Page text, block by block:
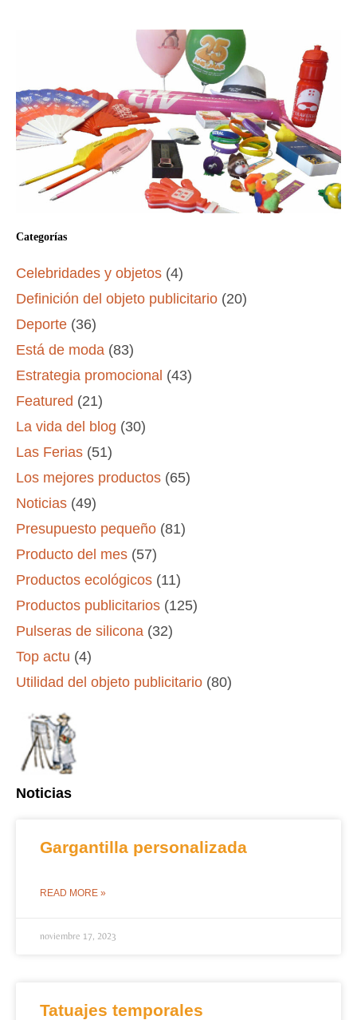
Categorías
Celebridades y objetos (4)
Definición del objeto publicitario (20)
Deporte (36)
Está de moda (83)
Estrategia promocional (43)
Featured (21)
La vida del blog (30)
Las Ferias (51)
Los mejores productos (65)
Noticias (49)
Presupuesto pequeño (81)
Producto del mes (57)
Productos ecológicos (11)
Productos publicitarios (125)
Pulseras de silicona (32)
Top actu (4)
Utilidad del objeto publicitario (80)
Noticias
Gargantilla personalizada
READ MORE »
noviembre 17, 2023
Tatuajes temporales